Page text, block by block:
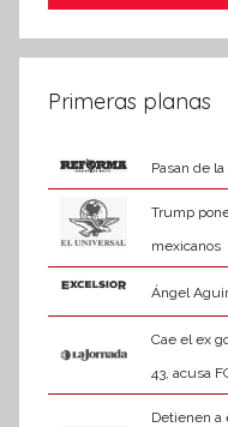
Primeras planas
Pasan de
Trump
mexicanos
Ángel
Cae el ex
43, acusa
Detienen a